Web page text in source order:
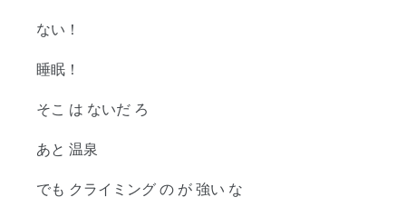
ない！
睡眠！
そこ は ないだ ろ
あと 温泉
でも クライミング の が 強い な